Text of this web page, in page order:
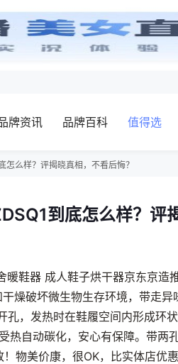
牌资讯 品牌百科 值得选
么样？评揭晓真相，不看后悔？
到底怎么样？评
鞋器 成人鞋子烘干器京东京造
燥破坏微生物生存环境，带走
孔，发热时在鞋履空间内形成环
热自动碳化，安心有保障。带两
物美价康，很OK，比实体店优